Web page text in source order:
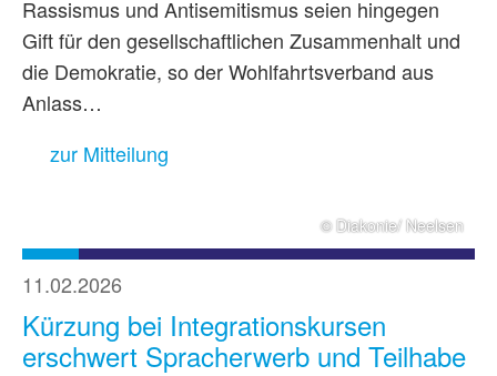
Rassismus und Antisemitismus seien hingegen
Gift für den gesellschaftlichen Zusammenhalt und
die Demokratie, so der Wohlfahrtsverband aus
Anlass…
zur Mitteilung
© Diakonie/ Neelsen
11.02.2026
Kürzung bei Integrationskursen
erschwert Spracherwerb und Teilhabe